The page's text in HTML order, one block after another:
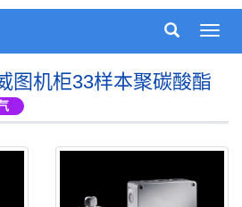
图机柜33样本聚碳酸酯